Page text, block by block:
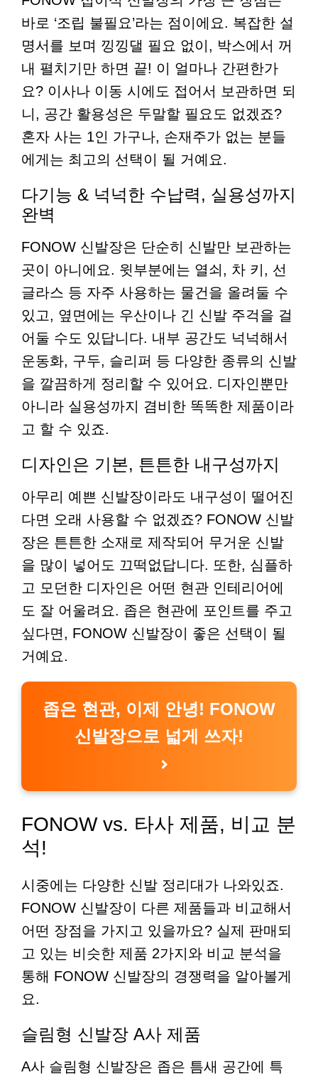
바로 ‘조립 불필요’라는 점이에요. 복잡한 설
명서를 보며 낑낑댈 필요 없이, 박스에서 꺼
내 펼치기만 하면 끝! 이 얼마나 간편한가
요? 이사나 이동 시에도 접어서 보관하면 되
니, 공간 활용성은 두말할 필요도 없겠죠?
혼자 사는 1인 가구나, 손재주가 없는 분들
에게는 최고의 선택이 될 거예요.
다기능 & 넉넉한 수납력, 실용성까지
완벽
FONOW 신발장은 단순히 신발만 보관하는
곳이 아니에요. 윗부분에는 열쇠, 차 키, 선
글라스 등 자주 사용하는 물건을 올려둘 수
있고, 옆면에는 우산이나 긴 신발 주걱을 걸
어둘 수도 있답니다. 내부 공간도 넉넉해서
운동화, 구두, 슬리퍼 등 다양한 종류의 신발
을 깔끔하게 정리할 수 있어요. 디자인뿐만
아니라 실용성까지 겸비한 똑똑한 제품이라
고 할 수 있죠.
디자인은 기본, 튼튼한 내구성까지
아무리 예쁜 신발장이라도 내구성이 떨어진
다면 오래 사용할 수 없겠죠? FONOW 신발
장은 튼튼한 소재로 제작되어 무거운 신발
을 많이 넣어도 끄떡없답니다. 또한, 심플하
고 모던한 디자인은 어떤 현관 인테리어에
도 잘 어울려요. 좁은 현관에 포인트를 주고
싶다면, FONOW 신발장이 좋은 선택이 될
거예요.
좁은 현관, 이제 안녕! FONOW
신발장으로 넓게 쓰자!
FONOW vs. 타사 제품, 비교 분
석!
시중에는 다양한 신발 정리대가 나와있죠.
FONOW 신발장이 다른 제품들과 비교해서
어떤 장점을 가지고 있을까요? 실제 판매되
고 있는 비슷한 제품 2가지와 비교 분석을
통해 FONOW 신발장의 경쟁력을 알아볼게
요.
슬림형 신발장 A사 제품
A사 슬림형 신발장은 좁은 틈새 공간에 특